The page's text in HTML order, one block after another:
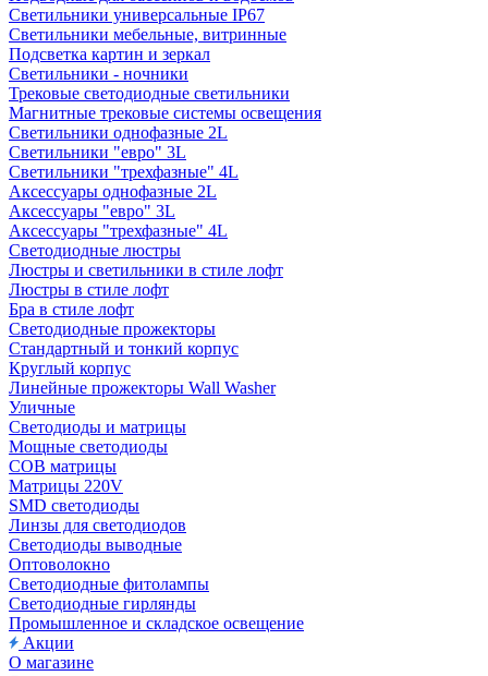
Светильники универсальные IP67
Светильники мебельные, витринные
Подсветка картин и зеркал
Светильники - ночники
Трековые светодиодные светильники
Магнитные трековые системы освещения
Светильники однофазные 2L
Светильники "евро" 3L
Светильники "трехфазные" 4L
Аксессуары однофазные 2L
Аксессуары "евро" 3L
Аксессуары "трехфазные" 4L
Светодиодные люстры
Люстры и светильники в стиле лофт
Люстры в стиле лофт
Бра в стиле лофт
Светодиодные прожекторы
Стандартный и тонкий корпус
Круглый корпус
Линейные прожекторы Wall Washer
Уличные
Светодиоды и матрицы
Мощные светодиоды
COB матрицы
Матрицы 220V
SMD светодиоды
Линзы для светодиодов
Светодиоды выводные
Оптоволокно
Светодиодные фитолампы
Светодиодные гирлянды
Промышленное и складское освещение
Акции
О магазине